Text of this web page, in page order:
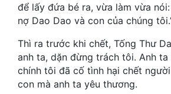
Huyền Ảo
Hài Hước
Hệ Thống
Học Đường
để lấy đứa bé ra, vừa làm vừa
nợ Dao Dao và con của chúng
Thì ra trước khi chết, Tống Thư
anh ta, dặn đừng trách tôi. Anh
chính tôi đã cố tình hại chết
con mà anh ta yêu thương.